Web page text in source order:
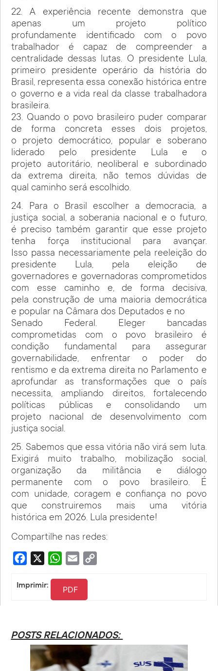
22. A experiência recente demonstra que
apenas um projeto político
profundamente identificado com o povo
trabalhador é capaz de compreender a
centralidade dessas lutas. O presidente Lula,
primeiro presidente operário da história do
Brasil, representa essa conexão histórica entre
o governo e a vida real da classe trabalhadora
brasileira.
23. Quando o povo brasileiro puder comparar
de forma concreta esses dois projetos,
o projeto democrático, popular e soberano
liderado pelo presidente Lula e o
projeto autoritário, neoliberal e subordinado
da extrema direita, não temos dúvidas de
qual caminho será escolhido.
24. Para o Brasil escolher a democracia, a
justiça social, a soberania nacional e o futuro,
é preciso também garantir que esse projeto
tenha força institucional para avançar.
Isso passa necessariamente pela reeleição do
presidente Lula, pela eleição de
governadores e governadoras comprometidos
com esse caminho e, de forma decisiva,
pela construção de uma maioria democrática
e popular na Câmara dos Deputados e no
Senado Federal. Eleger bancadas
comprometidas com o povo brasileiro é
condição fundamental para assegurar
governabilidade, enfrentar o poder do
rentismo e da extrema direita no Parlamento e
aprofundar as transformações que o país
necessita, ampliando direitos, fortalecendo
políticas públicas e consolidando um
projeto nacional de desenvolvimento com
justiça social.
25. Sabemos que essa vitória não virá sem luta.
Exigirá muito trabalho, mobilização social,
organização da militância e diálogo
permanente com o povo brasileiro. É
com unidade, coragem e confiança no povo
que construiremos mais uma vitória
histórica em 2026. Lula presidente!
Compartilhe nas redes:
Facebook WhatsApp
Email
Imprimir: PDF
POSTS RELACIONADOS: